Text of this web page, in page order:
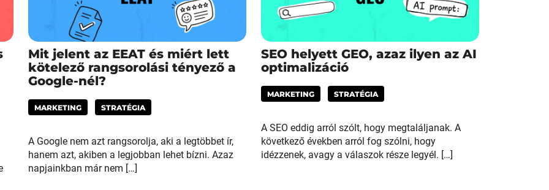
Mit jelent az EEAT és miért lett
kötelező rangsorolási tényező a
Google-nél?
MARKETING STRATÉGIA
A Google nem azt rangsorolja, aki a legtöbbet ír,
hanem azt, akiben a legjobban lehet bízni. Azaz
napjainkban már nem […]
SEO helyett GEO, azaz ilyen az AI
optimalizáció
MARKETING STRATÉGIA
A SEO eddig arról szólt, hogy megtaláljanak. A
következő években arról fog szólni, hogy
idézzenek, avagy a válaszok része legyél. […]